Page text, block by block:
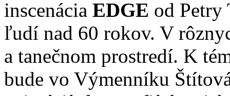
inscenácia EDGE od Petry
ľudí nad 60 rokov. V
a tanečnom prostredí. K
bude vo Výmenníku